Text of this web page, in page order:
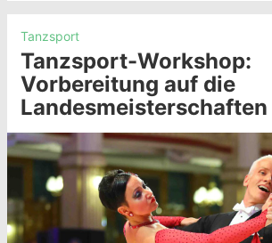
Tanzsport
Tanzsport-Workshop:
Vorbereitung auf die
Landesmeisterschaften